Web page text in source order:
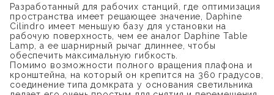
Разработанный для рабочих станций, где оптимизация
пространства имеет решающее значение, Daphine
Cilindro имеет меньшую базу для установки на
рабочую поверхность, чем ее аналог Daphine Table
Lamp, а ее шарнирный рычаг длиннее, чтобы
обеспечить максимальную гибкость.
Помимо возможности полного вращения плафона и
кронштейна, на который он крепится на 360 градусов,
соединение типа домкрата у основания светильника